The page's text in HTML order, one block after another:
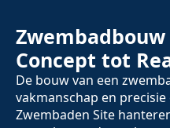
Zwembadbouw
Concept tot
De bouw van een
vakmanschap en
Zwembaden Site